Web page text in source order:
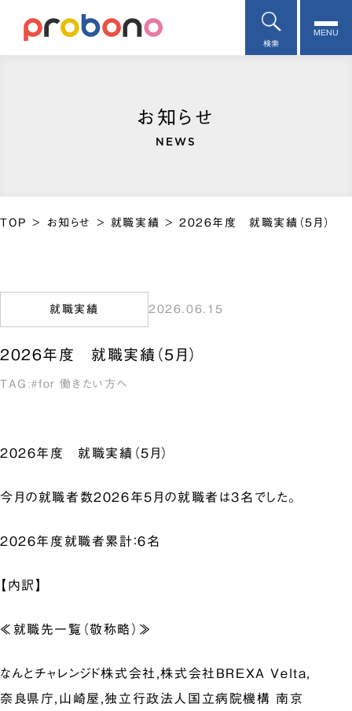
検索
MENU
お知らせ
NEWS
TOP > お知らせ > 就職実績 >2026年度 就職実績（5月）
就職実績 2026.06.15
2026年度 就職実績（5月）
for 働きたい方へ
2026年度 就職実績（5月）
今月の就職者数2026年5月の就職者は3名でした。
2026年度就職者累計：6名
【内訳】
≪就職先一覧（敬称略）≫
なんとチャレンジド株式会社,株式会社BREXA Velta,
奈良県庁,山崎屋,独立行政法人国立病院機構 南京